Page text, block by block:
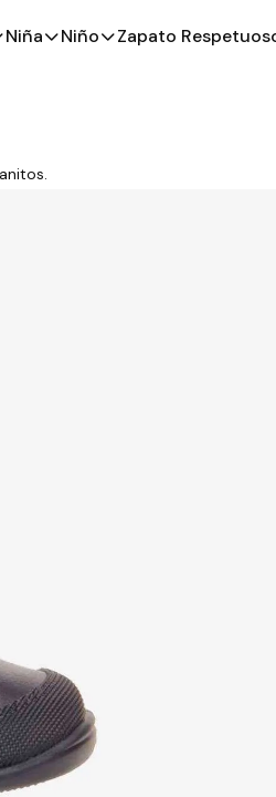
Niña Niño Zapato